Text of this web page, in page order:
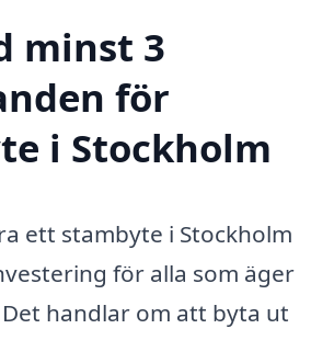
minst 3
för
i Stockholm
ett stambyte i Stockholm
för alla som äger
handlar om att byta ut